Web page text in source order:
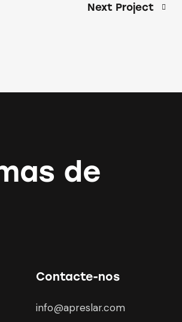
Next Project
de
Contacte-nos
info@apreslar.com